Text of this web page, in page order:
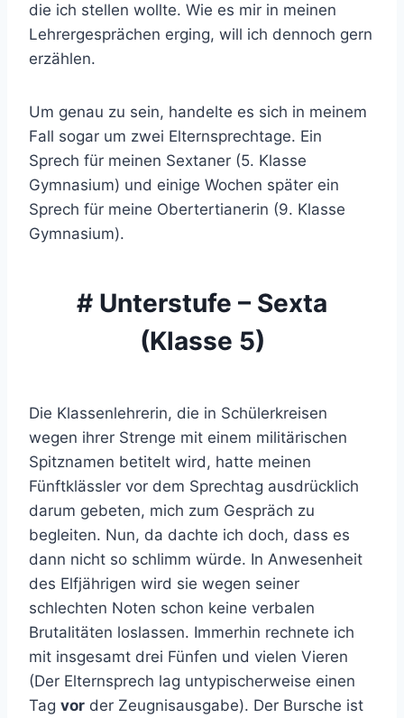
die ich stellen wollte. Wie es mir in meinen
Lehrergesprächen erging, will ich dennoch gern
erzählen.
Um genau zu sein, handelte es sich in meinem
Fall sogar um zwei Elternsprechtage. Ein
Sprech für meinen Sextaner (5. Klasse
Gymnasium) und einige Wochen später ein
Sprech für meine Obertertianerin (9. Klasse
Gymnasium).
# Unterstufe – Sexta
(Klasse 5)
Die Klassenlehrerin, die in Schülerkreisen
wegen ihrer Strenge mit einem militärischen
Spitznamen betitelt wird, hatte meinen
Fünftklässler vor dem Sprechtag ausdrücklich
darum gebeten, mich zum Gespräch zu
begleiten. Nun, da dachte ich doch, dass es
dann nicht so schlimm würde. In Anwesenheit
des Elfjährigen wird sie wegen seiner
schlechten Noten schon keine verbalen
Brutalitäten loslassen. Immerhin rechnete ich
mit insgesamt drei Fünfen und vielen Vieren
(Der Elternsprech lag untypischerweise einen
Tag vor der Zeugnisausgabe). Der Bursche ist